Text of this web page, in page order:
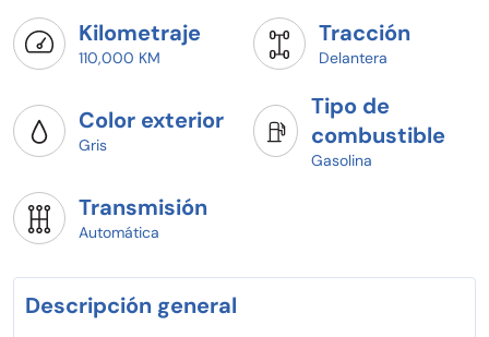
Kilometraje
110,000 KM
Tracción
Delantera
Color exterior
Gris
Tipo de
combustible
Gasolina
Transmisión
Automática
Descripción general